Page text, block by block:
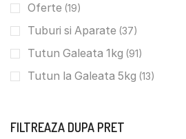
Oferte (19)
Tuburi si Aparate (37)
Tutun Galeata 1kg (91)
Tutun la Galeata 5kg (13)
FILTREAZA DUPA PRET